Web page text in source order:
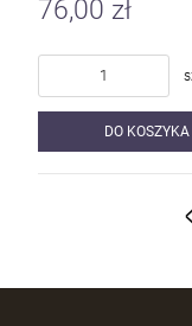
76,00 zł
DO KOSZYKA